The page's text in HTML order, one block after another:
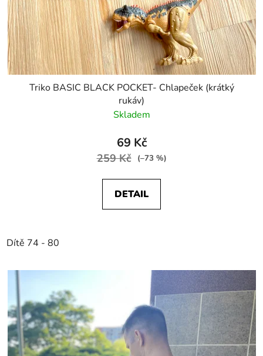
Triko BASIC BLACK POCKET- Chlapeček (krátký
rukáv)
Skladem
69 Kč
259 Kč (–73 %)
DETAIL
Dítě 74 - 80